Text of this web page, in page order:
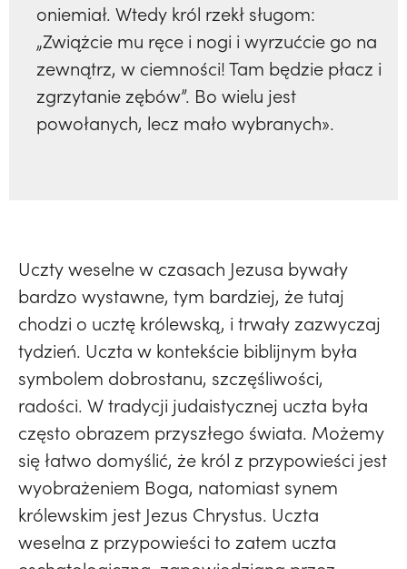
oniemiał. Wtedy król rzekł sługom:
„Zwiążcie mu ręce i nogi i wyrzućcie go na
zewnątrz, w ciemności! Tam będzie płacz i
zgrzytanie zębów”. Bo wielu jest
powołanych, lecz mało wybranych».
Uczty weselne w czasach Jezusa bywały
bardzo wystawne, tym bardziej, że tutaj
chodzi o ucztę królewską, i trwały zazwyczaj
tydzień. Uczta w kontekście biblijnym była
symbolem dobrostanu, szczęśliwości,
radości. W tradycji judaistycznej uczta była
często obrazem przyszłego świata. Możemy
się łatwo domyślić, że król z przypowieści jest
wyobrażeniem Boga, natomiast synem
królewskim jest Jezus Chrystus. Uczta
weselna z przypowieści to zatem uczta